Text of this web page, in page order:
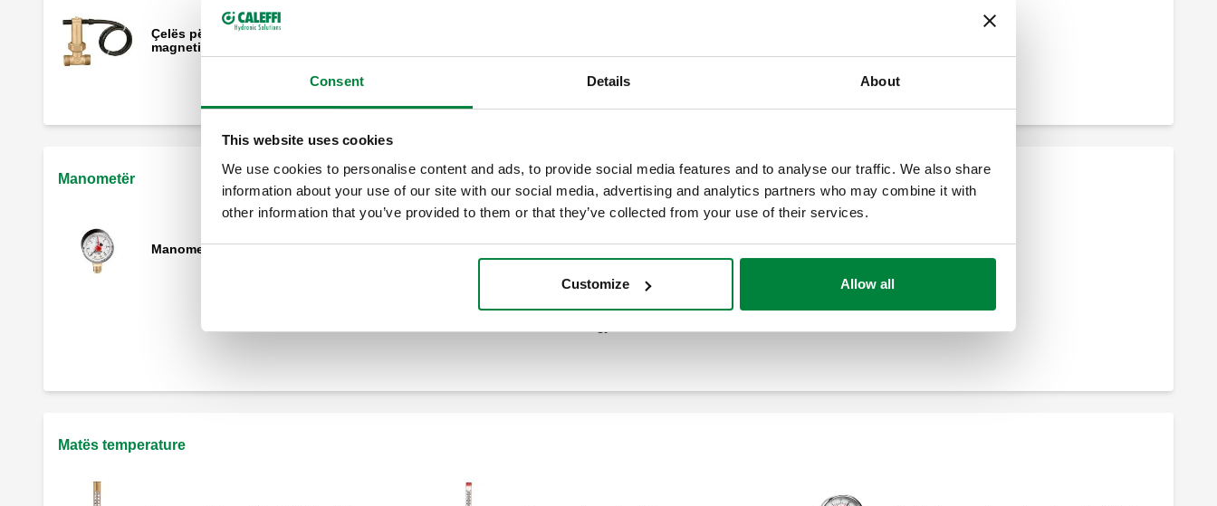
Consent Details About
This website uses cookies
We use cookies to personalise content and ads, to provide social media features and to analyse our traffic. We also share
information about your use of our site with our social media, advertising and analytics partners who may combine it with
other information that you’ve provided to them or that they’ve collected from your use of their services.
Customize Allow all
Çelës për rrjedhje me kontakt të drejtuar
magnetikisht.
Manometër
Manometër.
Manometër për testin e presionit të enës
së zgjerimit.
Fluksometër.
Rubinet me tre drejtime për manometrin
Matës temperature